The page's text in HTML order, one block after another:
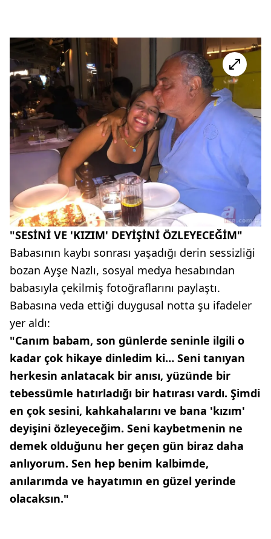
"SESİNİ VE 'KIZIM' DEYİŞİNİ ÖZLEYECEĞİM"
Babasının kaybı sonrası yaşadığı derin sessizliği
bozan Ayşe Nazlı, sosyal medya hesabından
babasıyla çekilmiş fotoğraflarını paylaştı.
Babasına veda ettiği duygusal notta şu ifadeler
yer aldı:
"Canım babam, son günlerde seninle ilgili o
kadar çok hikaye dinledim ki… Seni tanıyan
herkesin anlatacak bir anısı, yüzünde bir
tebessümle hatırladığı bir hatırası vardı. Şimdi
en çok sesini, kahkahalarını ve bana 'kızım'
deyişini özleyeceğim. Seni kaybetmenin ne
demek olduğunu her geçen gün biraz daha
anlıyorum. Sen hep benim kalbimde,
anılarımda ve hayatımın en güzel yerinde
olacaksın."